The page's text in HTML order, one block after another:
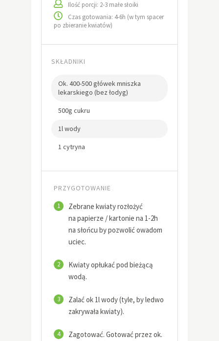
Ilość porcji: 2-3 małe słoiki
Czas gotowania: 4-6h (w tym spacer
po zbieranie kwiatów)
SKŁADNIKI
Ok. 400-500 główek mniszka
lekarskiego (bez łodyg)
500g cukru
1l wody
1 cytryna
PRZYGOTOWANIE
1
Zebrane kwiaty rozłożyć
na papierze / kartonie na 1-2h
na słońcu by pozwolić owadom
uciec.
2
Kwiaty opłukać pod bieżącą
wodą.
3
Zalać ok 1l wody (tyle, by ledwo
zakrywała kwiaty).
4
Zagotować. Gotować przez ok.